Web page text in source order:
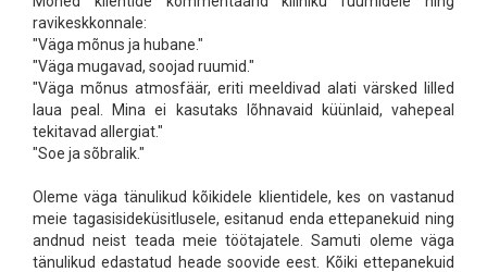
ravikeskkonnale:
"Väga mõnus ja hubane."
"Väga mugavad, soojad ruumid."
"Väga mõnus atmosfäär, eriti meeldivad alati värsked lilled
laua peal. Mina ei kasutaks lõhnavaid küünlaid, vahepeal
tekitavad allergiat."
"Soe ja sõbralik."
Oleme väga tänulikud kõikidele klientidele, kes on vastanud
meie tagasisideküsitlusele, esitanud enda ettepanekuid ning
andnud neist teada meie töötajatele. Samuti oleme väga
tänulikud edastatud heade soovide eest. Kõiki ettepanekuid